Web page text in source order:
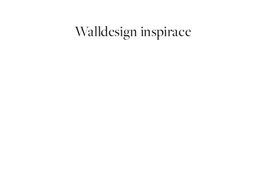
Walldesign inspirace